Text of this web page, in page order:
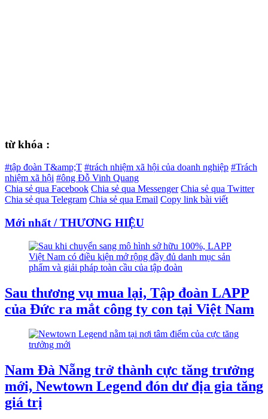
từ khóa :
#tập đoàn T&amp;T #trách nhiệm xã hội của doanh nghiệp #Trách
nhiệm xã hội #ông Đỗ Vinh Quang
Chia sẻ qua Facebook Chia sẻ qua Messenger Chia sẻ qua Twitter
Chia sẻ qua Telegram Chia sẻ qua Email Copy link bài viết
Mới nhất / THƯƠNG HIỆU
Sau thương vụ mua lại, Tập đoàn LAPP
của Đức ra mắt công ty con tại Việt Nam
Nam Đà Nẵng trở thành cực tăng trưởng
mới, Newtown Legend đón dư địa gia tăng
giá trị